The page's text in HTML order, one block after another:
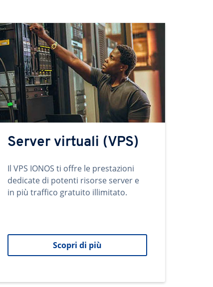
Server virtuali (VPS)
Il VPS IONOS ti offre le prestazioni
dedicate di potenti risorse server e
in più traffico gratuito illimitato.
Scopri di più